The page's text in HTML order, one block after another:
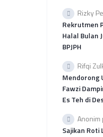
Provinsi
Rizky
Rekrutmen
Halal Bulan
BPJPH
Rifqi
Mendorong
Fawzi
Es Teh di
Anonim
Sajikan Roti